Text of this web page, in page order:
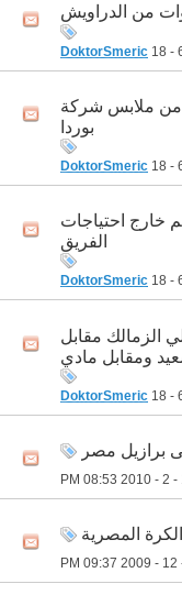
من الدراويش
DoktorSmeric 18 -
من ملابس شركة
بوردا
DoktorSmeric 18 -
خارج احتياجات
الفريق
DoktorSmeric 18 -
الزمالك مقابل
ومقابل مادي
DoktorSmeric 18 -
برازيل مصر
08:53 PM
المصرية
09:37 PM